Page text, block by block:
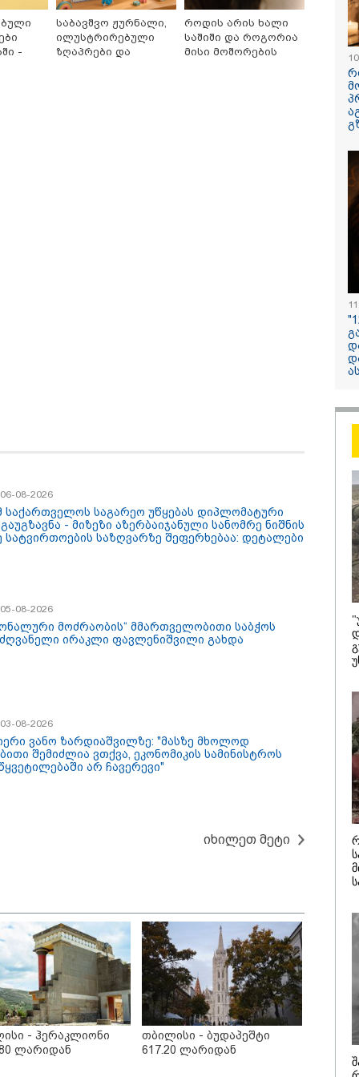
"ლაზარეს
იბრძოლა,
უშვებდა…
წერს
დედა-
უძველესი სენი
ერთდროულად
ნაწლავურ
ებრძვიან - რა
ვიცოდეთ და
08-2026 22:45 / 07-08-
14 წლის
საკუთარი
სკოლაში
- რა
ცნობილი
მომხდარი
08-2026
საწვავის
09:52 / 07-08-
"რაკეტები
ტრამპი
Patriot-ის
გაგზავნაზე
-
საბავშვო ჟურნალი,
ილუსტრირებული
ზღაპრები და
როდის არის ხალი
საშიში და როგორია
მისი მოშორების
08-2026
საქართველოს საგარეო უწყებას დიპლომატური
- მიზეზი აზერბაიჯანული სანომრე ნიშნის
სატვირთოების საზღვარზე შეფერხებაა: დეტალები
08-2026
მოძრაობის“ მმართველობითი საბჭოს
ირაკლი ფავლენიშვილი გახდა
08-2026
ვანო ზარდიაშვილზე: "მასზე მხოლოდ
შემიძლია ვთქვა, ეკონომიკის სამინისტროს
არ ჩავერევი"
იხილეთ მეტი
- ჰერაკლიონი
ლარიდან
თბილისი - ბუდაპეშტი
617.20 ლარიდან